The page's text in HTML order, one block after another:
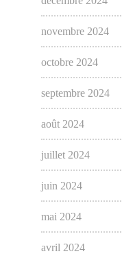
novembre 2024
octobre 2024
septembre 2024
août 2024
juillet 2024
juin 2024
mai 2024
avril 2024